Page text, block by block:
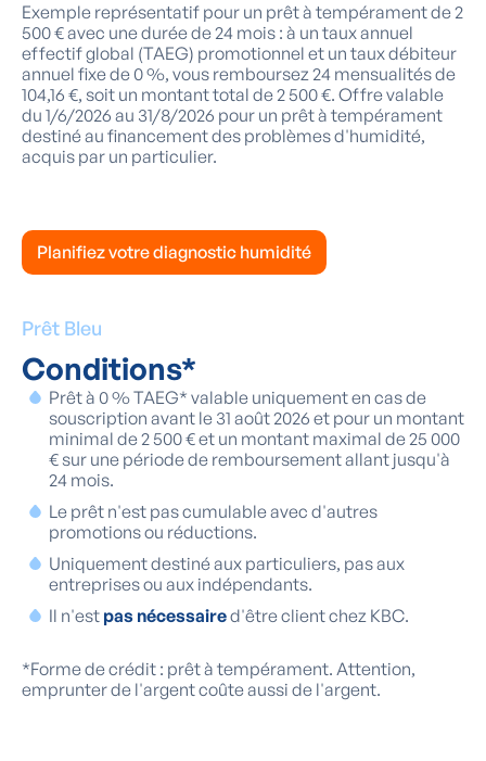
Exemple représentatif pour un prêt à tempérament de 2
500 € avec une durée de 24 mois : à un taux annuel
effectif global (TAEG) promotionnel et un taux débiteur
annuel fixe de 0 %, vous remboursez 24 mensualités de
104,16 €, soit un montant total de 2 500 €. Offre valable
du 1/6/2026 au 31/8/2026 pour un prêt à tempérament
destiné au financement des problèmes d'humidité,
acquis par un particulier.
Planifiez votre diagnostic humidité
Prêt Bleu
Conditions*
Prêt à 0 % TAEG* valable uniquement en cas de
souscription avant le 31 août 2026 et pour un montant
minimal de 2 500 € et un montant maximal de 25 000
€ sur une période de remboursement allant jusqu'à
24 mois.
Le prêt n'est pas cumulable avec d'autres
promotions ou réductions.
Uniquement destiné aux particuliers, pas aux
entreprises ou aux indépendants.
Il n'est pas nécessaired'être client chez KBC.
*Forme de crédit : prêt à tempérament. Attention,
emprunter de l'argent coûte aussi de l'argent.